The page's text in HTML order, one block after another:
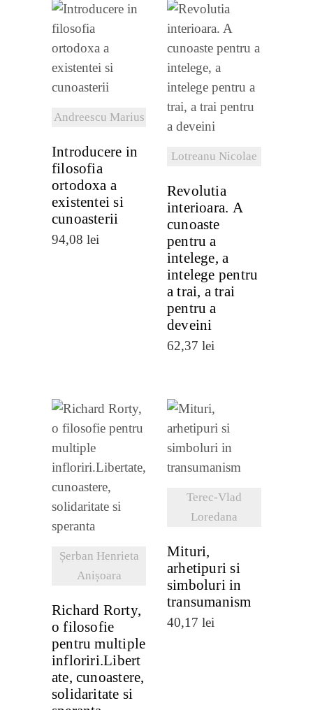
Andreescu Marius
VEZI
DETALII
Introducere in
filosofia
ortodoxa a
existentei si
cunoasterii
94,08 lei
Lotreanu Nicolae
VEZI
DETALII
Revolutia
interioara. A
cunoaste
pentru a
intelege, a
intelege pentru
a trai, a trai
pentru a
deveini
62,37 lei
Șerban Henrieta
Anișoara
DETALII
Richard Rorty,
o filosofie
pentru multiple
infloriri.Libert
ate, cunoastere,
solidaritate si
Terec-Vlad
Loredana
VEZI
DETALII
Mituri,
arhetipuri si
simboluri in
transumanism
40,17 lei